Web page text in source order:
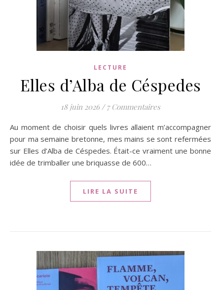
LECTURE
Elles d’Alba de Céspedes
18 juin 2026 / 7 Commentaires
Au moment de choisir quels livres allaient m’accompagner
pour ma semaine bretonne, mes mains se sont refermées
sur Elles d’Alba de Céspedes. Était-ce vraiment une bonne
idée de trimballer une briquasse de 600…
LIRE LA SUITE